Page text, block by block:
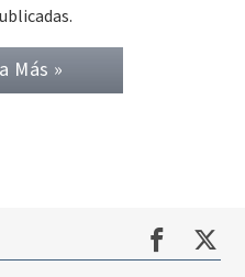
Más »